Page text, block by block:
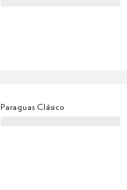
Paraguas Clásico